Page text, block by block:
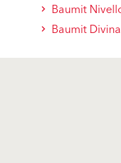
Baumit
Baumit